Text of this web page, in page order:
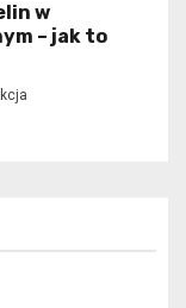
w
– jak to